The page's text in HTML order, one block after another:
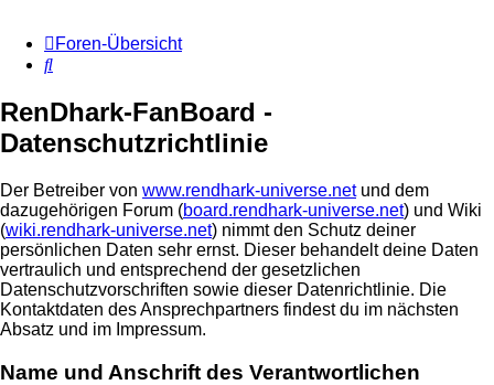
Foren-Übersicht
Suche
RenDhark-FanBoard -
Datenschutzrichtlinie
Der Betreiber von www.rendhark-universe.netund dem
dazugehörigen Forum (board.rendhark-universe.net) und Wiki
(wiki.rendhark-universe.net) nimmt den Schutz deiner
persönlichen Daten sehr ernst. Dieser behandelt deine Daten
vertraulich und entsprechend der gesetzlichen
Datenschutzvorschriften sowie dieser Datenrichtlinie. Die
Kontaktdaten des Ansprechpartners findest du im nächsten
Absatz und im Impressum.
Name und Anschrift des Verantwortlichen